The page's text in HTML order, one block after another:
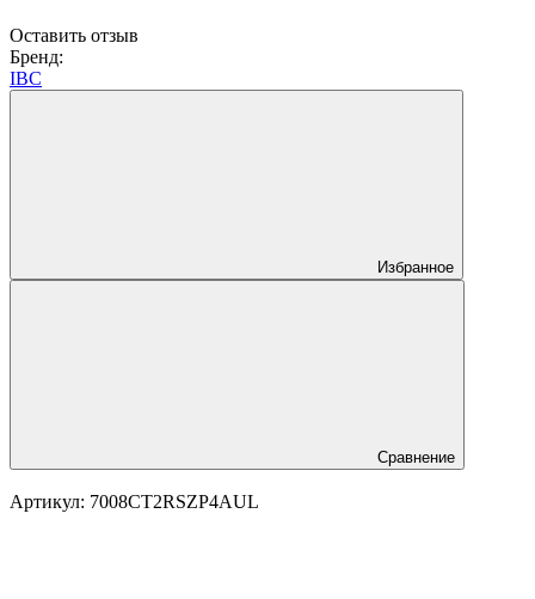
Оставить отзыв
Бренд:
IBC
Избранное
Сравнение
Артикул: 7008CT2RSZP4AUL